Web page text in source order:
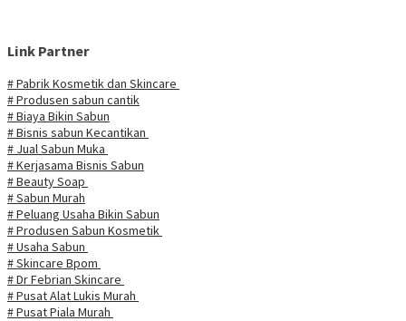
Link Partner
# Pabrik Kosmetik dan Skincare
# Produsen sabun cantik
# Biaya Bikin Sabun
# Bisnis sabun Kecantikan
# Jual Sabun Muka
# Kerjasama Bisnis Sabun
# Beauty Soap
# Sabun Murah
# Peluang Usaha Bikin Sabun
# Produsen Sabun Kosmetik
# Usaha Sabun
# Skincare Bpom
# Dr Febrian Skincare
# Pusat Alat Lukis Murah
# Pusat Piala Murah